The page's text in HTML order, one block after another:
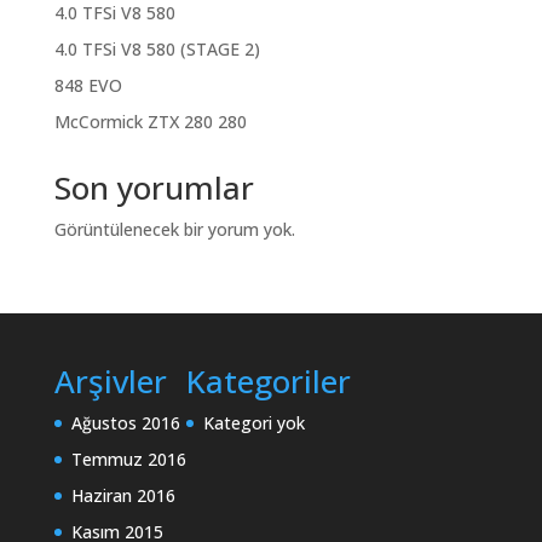
4.0 TFSi V8 580
4.0 TFSi V8 580 (STAGE 2)
848 EVO
McCormick ZTX 280 280
Son yorumlar
Görüntülenecek bir yorum yok.
Arşivler
Ağustos 2016
Temmuz 2016
Haziran 2016
Kasım 2015
Kategoriler
Kategori yok